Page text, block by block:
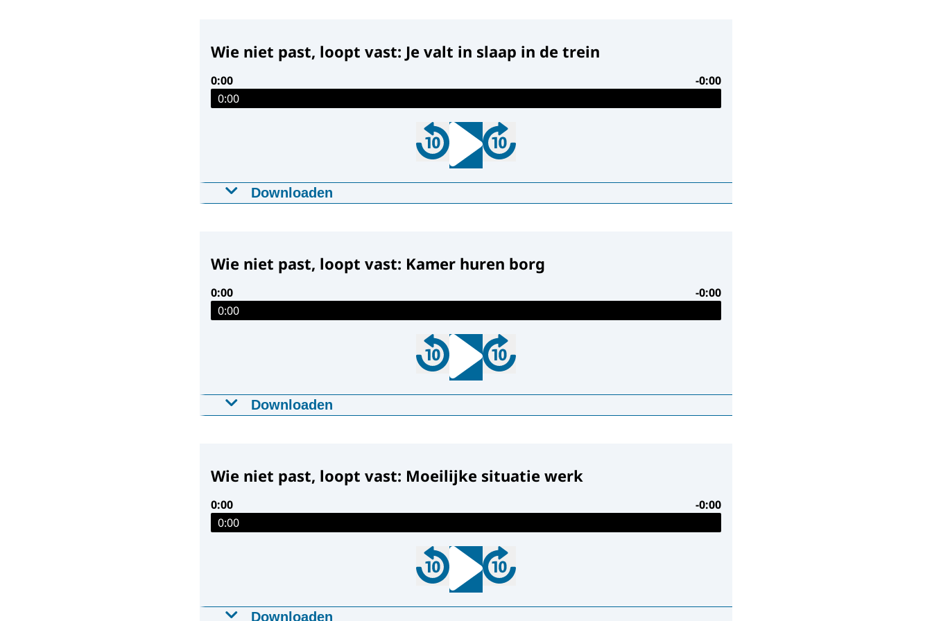
Beluister deze aflevering op
Spotify
Spotify
Beluister deze aflevering op
Wie niet past, loopt vast: Je valt in slaap in de trein
0:00
0:00
-0:00
Downloaden
Wie niet past, loopt vast: Kamer huren borg
0:00
0:00
-0:00
Downloaden
Wie niet past, loopt vast: Moeilijke situatie werk
0:00
0:00
-0:00
Downloaden